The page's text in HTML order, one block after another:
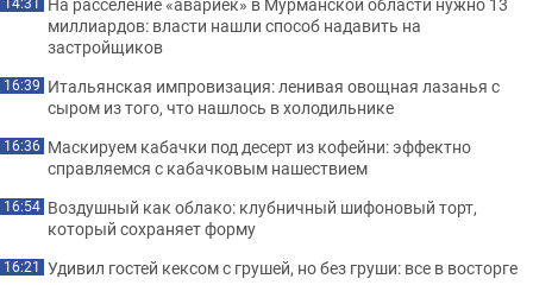
миллиардов: власти нашли способ надавить на
застройщиков
16:39 Итальянская импровизация: ленивая овощная лазанья с
сыром из того, что нашлось в холодильнике
16:36 Маскируем кабачки под десерт из кофейни: эффектно
справляемся с кабачковым нашествием
16:54 Воздушный как облако: клубничный шифоновый торт,
который сохраняет форму
16:21 Удивил гостей кексом с грушей, но без груши: все в восторге